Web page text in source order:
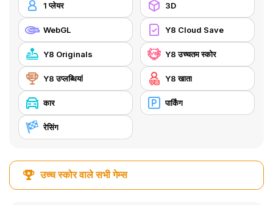
1 प्लेयर 3D
WebGL Y8 Cloud Save
Y8 Originals Y8 उच्चतम स्कोर
Y8 उप्लब्धियां Y8 खाता
कार पार्किंग
रेसिंग
उच्च स्कोर वाले सभी गेम्स